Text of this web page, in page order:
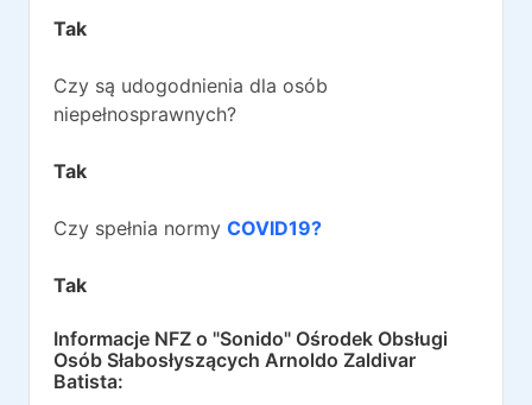
Tak
Czy są udogodnienia dla osób
niepełnosprawnych?
Tak
Czy spełnia normy COVID19?
Tak
Informacje NFZ o "Sonido" Ośrodek Obsługi
Osób Słabosłyszących Arnoldo Zaldivar
Batista: